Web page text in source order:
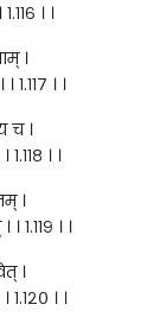
। ।
।
। ।
च ।
। ।
।
१.११९ । ।
।
१.१२० । ।